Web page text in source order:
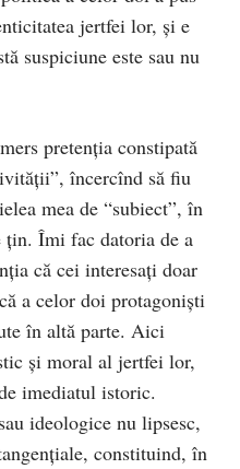
jertfei lor, şi e
suspiciune este sau nu
pretenţia constipată
încercînd să fiu
mea de “subiect”, în
ţin. Îmi fac datoria de a
că cei interesaţi doar
a celor doi protagonişti
în altă parte. Aici
şi moral al jertfei lor,
imediatul istoric.
ideologice nu lipsesc,
constituind, în